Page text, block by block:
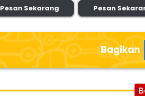
Pesan Sekarang Pesan
Bagikan